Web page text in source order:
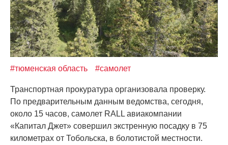
#тюменская область #самолет
Транспортная прокуратура организовала проверку.
По предварительным данным ведомства, сегодня,
около 15 часов, самолет RALL авиакомпании
«Капитал Джет» совершил экстренную посадку в 75
километрах от Тобольска, в болотистой местности.